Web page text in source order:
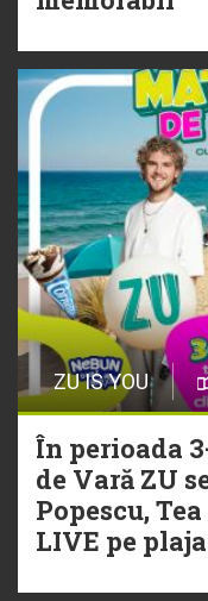
ZU IS YOU
În perioada
de Vară ZU
Popescu,
LIVE pe